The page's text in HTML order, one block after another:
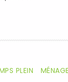
PLEIN